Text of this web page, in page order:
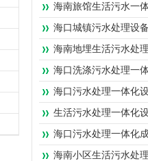
海南旅馆生活污水一
海口城镇污水处理设
海南地埋生活污水处
海口洗涤污水处理一
海口污水处理一体化
生活污水处理一体化
海口污水处理一体化
海南小区生活污水处